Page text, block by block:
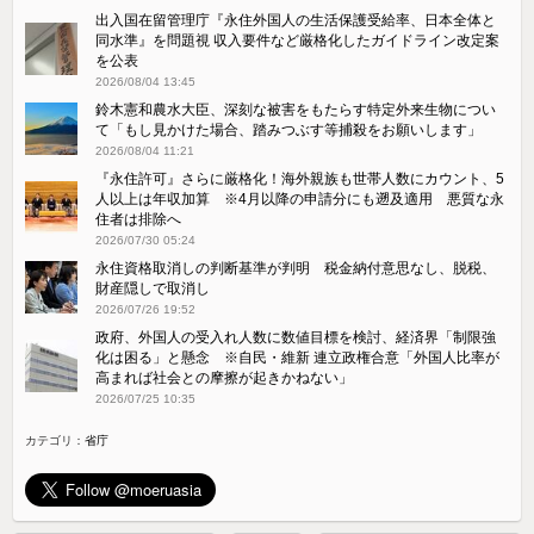
出入国在留管理庁『永住外国人の生活保護受給率、日本全体と
同水準』を問題視 収入要件など厳格化したガイドライン改定案
を公表
2026/08/04 13:45
鈴木憲和農水大臣、深刻な被害をもたらす特定外来生物につい
て「もし見かけた場合、踏みつぶす等捕殺をお願いします」
2026/08/04 11:21
『永住許可』さらに厳格化！海外親族も世帯人数にカウント、5
人以上は年収加算 ※4月以降の申請分にも遡及適用 悪質な永
住者は排除へ
2026/07/30 05:24
永住資格取消しの判断基準が判明 税金納付意思なし、脱税、
財産隠しで取消し
2026/07/26 19:52
政府、外国人の受入れ人数に数値目標を検討、経済界「制限強
化は困る」と懸念 ※自民・維新 連立政権合意「外国人比率が
高まれば社会との摩擦が起きかねない」
2026/07/25 10:35
カテゴリ：省庁